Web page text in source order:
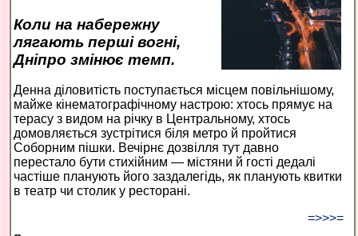
Коли на набережну
лягають перші вогні,
Дніпро змінює темп.
Денна діловитість поступається місцем повільнішому,
майже кінематографічному настрою: хтось прямує на
терасу з видом на річку в Центральному, хтось
домовляється зустрітися біля метро й пройтися
Соборним пішки. Вечірнє дозвілля тут давно
перестало бути стихійним — містяни й гості дедалі
частіше планують його заздалегідь, як планують квитки
в театр чи столик у ресторані.
=>>>=